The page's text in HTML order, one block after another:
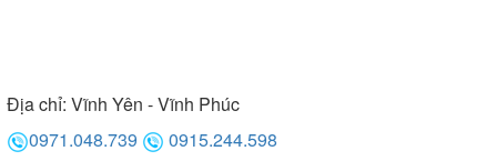
Địa chỉ: Vĩnh Yên - Vĩnh Phúc
0971.048.739
0915.244.598